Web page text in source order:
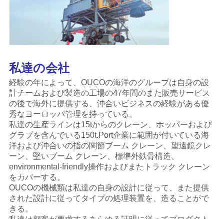
ー
私達の会社
経験の年によって、OUCOの海洋のグループは自身の設
計チームおよび製造の工場の47年間のまた販売サービス
の後で海外に提供する、沖合いビジネスの経験がある優
秀なヨーロッパ管理を持っている。
私達の生産ラインは15tからのクレーン、ホッパーおよび
グラブを含んでいる150t.Port企業に範囲が付いている海
洋および沖合いの指の関節ブーム クレーン、望遠鏡クレ
ーン、堅いブーム クレーン、標準外鉄骨構造、
environmental-friendly操作およびまたトラック クレーン
をカバーする。
OUCOの機械類は私達の自身の設計に従って、また提供
された設計に従ってタイプの処理装置を、造ることがで
きる。